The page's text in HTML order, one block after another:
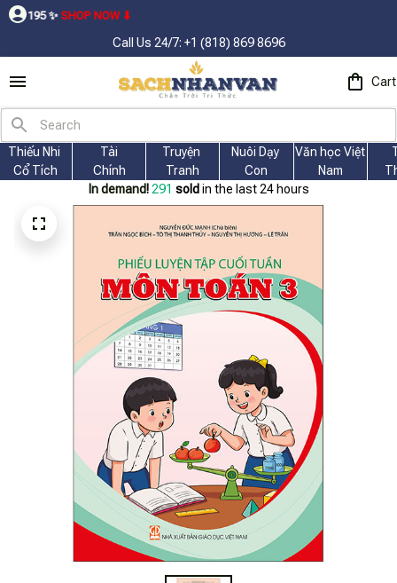
NOW ⬇
Call Us 24/7: +1 (818) 869 8696
Cart
Thiếu Nhi
Cổ Tích
Tài
Chính
Truyện
Tranh
Nuôi Dạy
Con
Văn học Việt
Nam
In demand! 291 sold in the last 24 hours